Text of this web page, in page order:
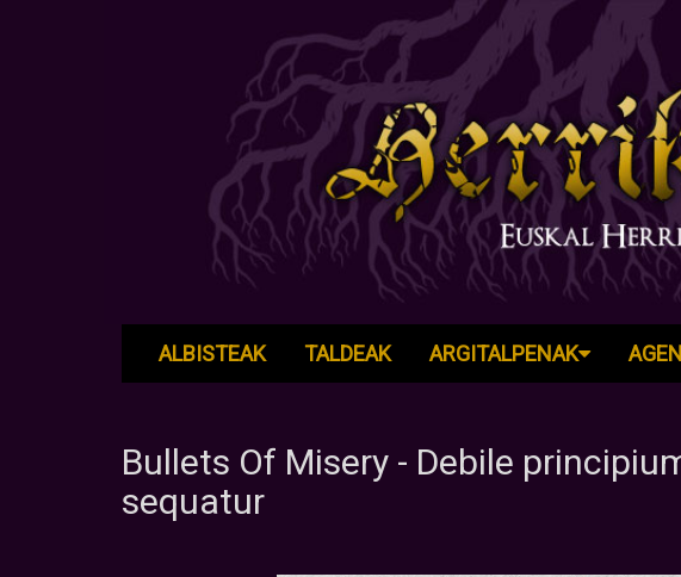
ALBISTEAK TALDEAK ARGITALPENAK
Bullets Of Misery - Debile
sequatur